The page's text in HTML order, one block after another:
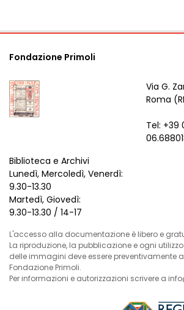
Fondazione Primoli
Via G.
Roma
Tel: +39
Biblioteca e Archivi
Lunedì, Mercoledì, Venerdì:
9.30-13.30
Martedì, Giovedì:
9.30-13.30 / 14-17
L'accesso alla documentazione è libero e
La riproduzione, la pubblicazione e ogni
delle immagini deve essere preventivamente
Fondazione Primoli.
Per informazioni e autorizzazioni scrivere a